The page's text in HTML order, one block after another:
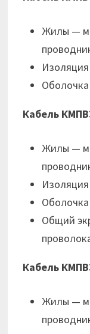
Жилы —
Кабель
Жилы —
Общий
Кабель
Жилы —